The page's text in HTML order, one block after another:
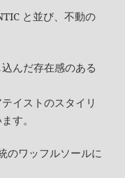
と並び、不動の
んだ存在感のある
イストのスタイリ
す。
のワッフルソールに